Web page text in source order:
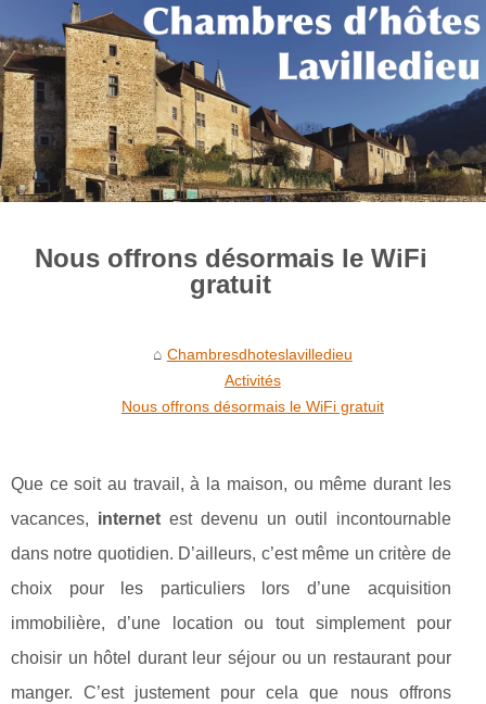
Nous offrons désormais le WiFi
gratuit
Chambresdhoteslavilledieu
Activités
Nous offrons désormais le WiFi gratuit
Que ce soit au travail, à la maison, ou même durant les
vacances, internetest devenu un outil incontournable
dans notre quotidien. D’ailleurs, c’est même un critère de
choix pour les particuliers lors d’une acquisition
immobilière, d’une location ou tout simplement pour
choisir un hôtel durant leur séjour ou un restaurant pour
manger. C’est justement pour cela que nous offrons